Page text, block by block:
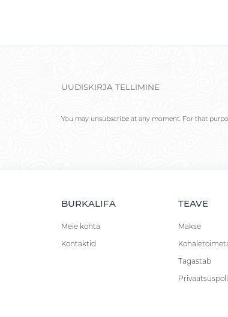
UUDISKIRJA TELLIMINE
You may unsubscribe at any moment. For that
BURKALIFA
Meie kohta
Kontaktid
TEAVE
Makse
Tagastab